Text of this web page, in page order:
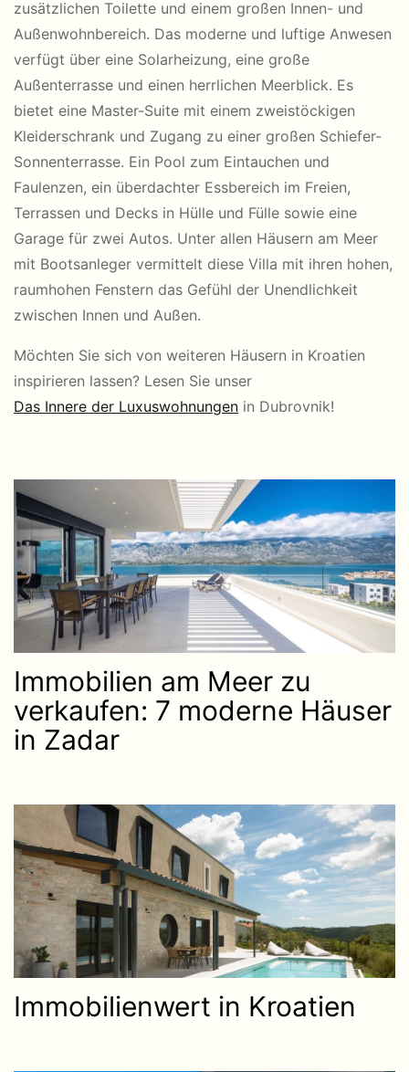
zusätzlichen Toilette und einem großen Innen- und
Außenwohnbereich. Das moderne und luftige Anwesen
verfügt über eine Solarheizung, eine große
Außenterrasse und einen herrlichen Meerblick. Es
bietet eine Master-Suite mit einem zweistöckigen
Kleiderschrank und Zugang zu einer großen Schiefer-
Sonnenterrasse. Ein Pool zum Eintauchen und
Faulenzen, ein überdachter Essbereich im Freien,
Terrassen und Decks in Hülle und Fülle sowie eine
Garage für zwei Autos. Unter allen Häusern am Meer
mit Bootsanleger vermittelt diese Villa mit ihren hohen,
raumhohen Fenstern das Gefühl der Unendlichkeit
zwischen Innen und Außen.
Möchten Sie sich von weiteren Häusern in Kroatien
inspirieren lassen? Lesen Sie unser
Das Innere der Luxuswohnungen in Dubrovnik!
Immobilien am Meer zu
verkaufen: 7 moderne Häuser
in Zadar
Immobilienwert in Kroatien